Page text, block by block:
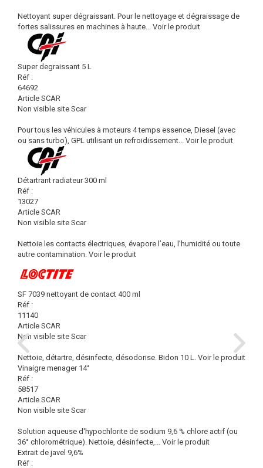
Nettoyant super dégraissant. Pour le nettoyage et dégraissage de
fortes salissures en machines à haute... Voir le produit
Super degraissant 5 L
Réf :
64692
Article SCAR
Non visible site Scar
Pour tous les véhicules à moteurs 4 temps essence, Diesel (avec
ou sans turbo), GPL utilisant un refroidissement... Voir le produit
Détartrant radiateur 300 ml
Réf :
13027
Article SCAR
Non visible site Scar
Nettoie les contacts électriques, évapore l’eau, l’humidité ou toute
autre contamination. Voir le produit
SF 7039 nettoyant de contact 400 ml
Réf :
11140
Article SCAR
Non visible site Scar
Nettoie, détartre, désinfecte, désodorise. Bidon 10 L. Voir le produit
Vinaigre menager 14°
Réf :
58517
Article SCAR
Non visible site Scar
Solution aqueuse d'hypochlorite de sodium 9,6 % chlore actif (ou
36° chlorométrique). Nettoie, désinfecte,... Voir le produit
Extrait de javel 9,6%
Réf :